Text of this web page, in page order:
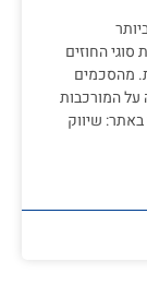
החוזים
מהסכמים
על המורכבות
באתר: שיווק